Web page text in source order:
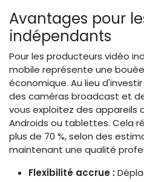
Avantages pour
indépendants
Pour les producteurs vidéo
mobile représente une
économique. Au lieu
des caméras broadcast et
vous exploitez des appareils
Androids ou tablettes. Cela
plus de 70 %, selon des
maintenant une qualité
Flexibilité accrue :